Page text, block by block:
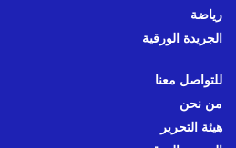
رياضة
الجريدة الورقية
للتواصل معنا
من نحن
هيئة التحرير